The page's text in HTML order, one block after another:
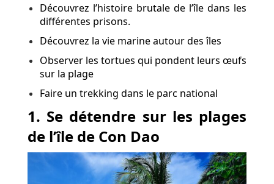
Découvrez l’histoire brutale de l’île dans les
différentes prisons.
Découvrez la vie marine autour des îles
Observer les tortues qui pondent leurs œufs
sur la plage
Faire un trekking dans le parc national
1. Se détendre sur les plages
de l’île de Con Dao